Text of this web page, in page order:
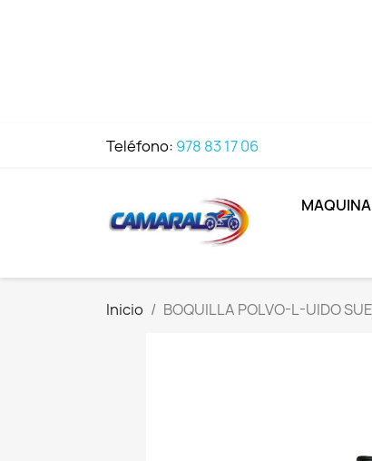
Teléfono: 978 83 17 06
Inicio BOQUILLA POLVO-L-UIDO